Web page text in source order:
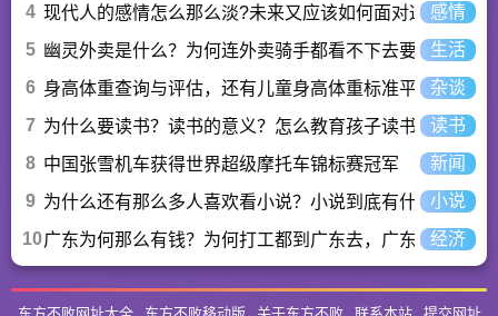
4 现代人的感情怎么那么淡?未来又应该如何面对这人情淡
感情
5 幽灵外卖是什么？为何连外卖骑手都看不下去要举报？
生活
6 身高体重查询与评估，还有儿童身高体重标准平均值表与
杂谈
7 为什么要读书？读书的意义？怎么教育孩子读书？读书
8 中国张雪机车获得世界超级摩托车锦标赛冠军
新闻
9 为什么还有那么多人喜欢看小说？小说到底有什么魅力长
小说
10广东为何那么有钱？为何打工都到广东去，广东连续37年
经济